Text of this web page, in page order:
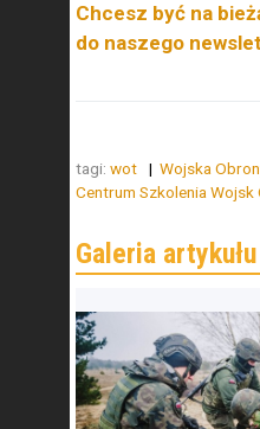
Chcesz być na
do naszego
tagi: wot Wojska
Centrum Szkolenia